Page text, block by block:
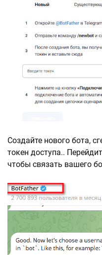
Создайте нового бота,
токен доступа..
чтобы связать вашего